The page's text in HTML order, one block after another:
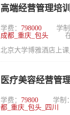
高端经营管理培
学费： 798000 学制
成都_重庆_包头
北京大学博雅酒店上
医疗美容经营管
学费： 79800 学制：
都_重庆_包头_四川